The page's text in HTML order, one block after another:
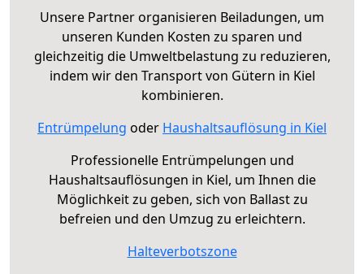
Unsere Partner organisieren Beiladungen, um
unseren Kunden Kosten zu sparen und
gleichzeitig die Umweltbelastung zu reduzieren,
indem wir den Transport von Gütern in Kiel
kombinieren.
Entrümpelung oder Haushaltsauflösung in Kiel
Professionelle Entrümpelungen und
Haushaltsauflösungen in Kiel, um Ihnen die
Möglichkeit zu geben, sich von Ballast zu
befreien und den Umzug zu erleichtern.
Halteverbotszone